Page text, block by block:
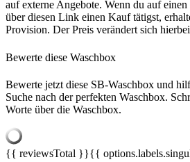
auf externe Angebote. Wenn du auf
über diesen Link einen Kauf tätigst,
Provision. Der Preis verändert sich
Bewerte diese Waschbox
Bewerte jetzt diese SB-Waschbox und
Suche nach der perfekten Waschbox.
Worte über die Waschbox.
{{ reviewsTotal }}{{